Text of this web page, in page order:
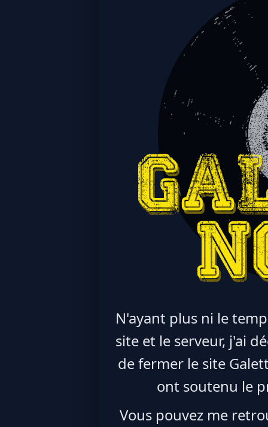
N'ayant plus ni le
site et le serveur, j'ai
de fermer le site
ont soutenu le
Vous pouvez me